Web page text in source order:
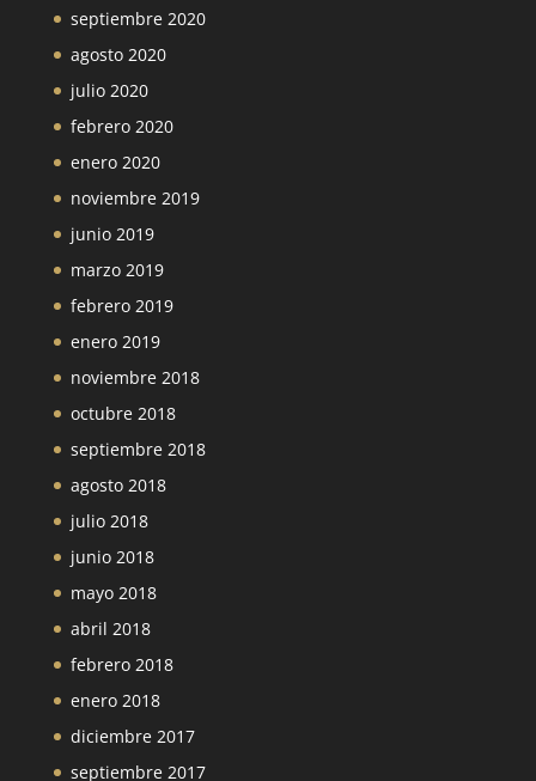
septiembre 2020
agosto 2020
julio 2020
febrero 2020
enero 2020
noviembre 2019
junio 2019
marzo 2019
febrero 2019
enero 2019
noviembre 2018
octubre 2018
septiembre 2018
agosto 2018
julio 2018
junio 2018
mayo 2018
abril 2018
febrero 2018
enero 2018
diciembre 2017
septiembre 2017